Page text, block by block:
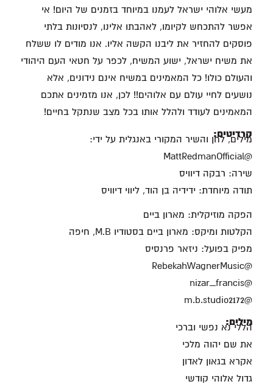
מעשי אלוהי ישראל לעמנו במיוחד בזמנים של היום! אי
אפשר להתכחש לקיומו, לאהבתו אלינו, לנסיונות בלתי
פוסקים להחזיר את ליבנו הקשה אליו. אנו מודים לו ששלח
את משיח ישראל, ישוע המשיח, לכפר על חטאי העם היהודי
והעולם כולו! כל המאמינים במשיח אינם נידונים, אלא
נושעים לחיי עולם עם אלוהים!! לכן, אנו מזמינים אתכם
המאמינים לעודד ולהלל אותו בכל מצב שנתקל בחיים!
קרדיטים:
מילים, לחן והשיר המקורי באנגלית על ידי:
@MattRedmanOfficial
שירה: רבקה דיוויס
תודה מיוחדת: ידידיה בן הוד, ליווי דיוויס
הפקה מוזיקלית: מארון ביים
הקלטות ומיקס: מארון ביים בסטודיו M.B, חיפה
מפיק בפועל: ניזאר פרנסיס
@RebekahWagnerMusic
@nizar_francis
@m.b.studio2172
מילים:
הללי נא נפשי וברכי
את שם יהוה מלכי
אקרא בגאון לאדון
גדול אלוהי קודשי